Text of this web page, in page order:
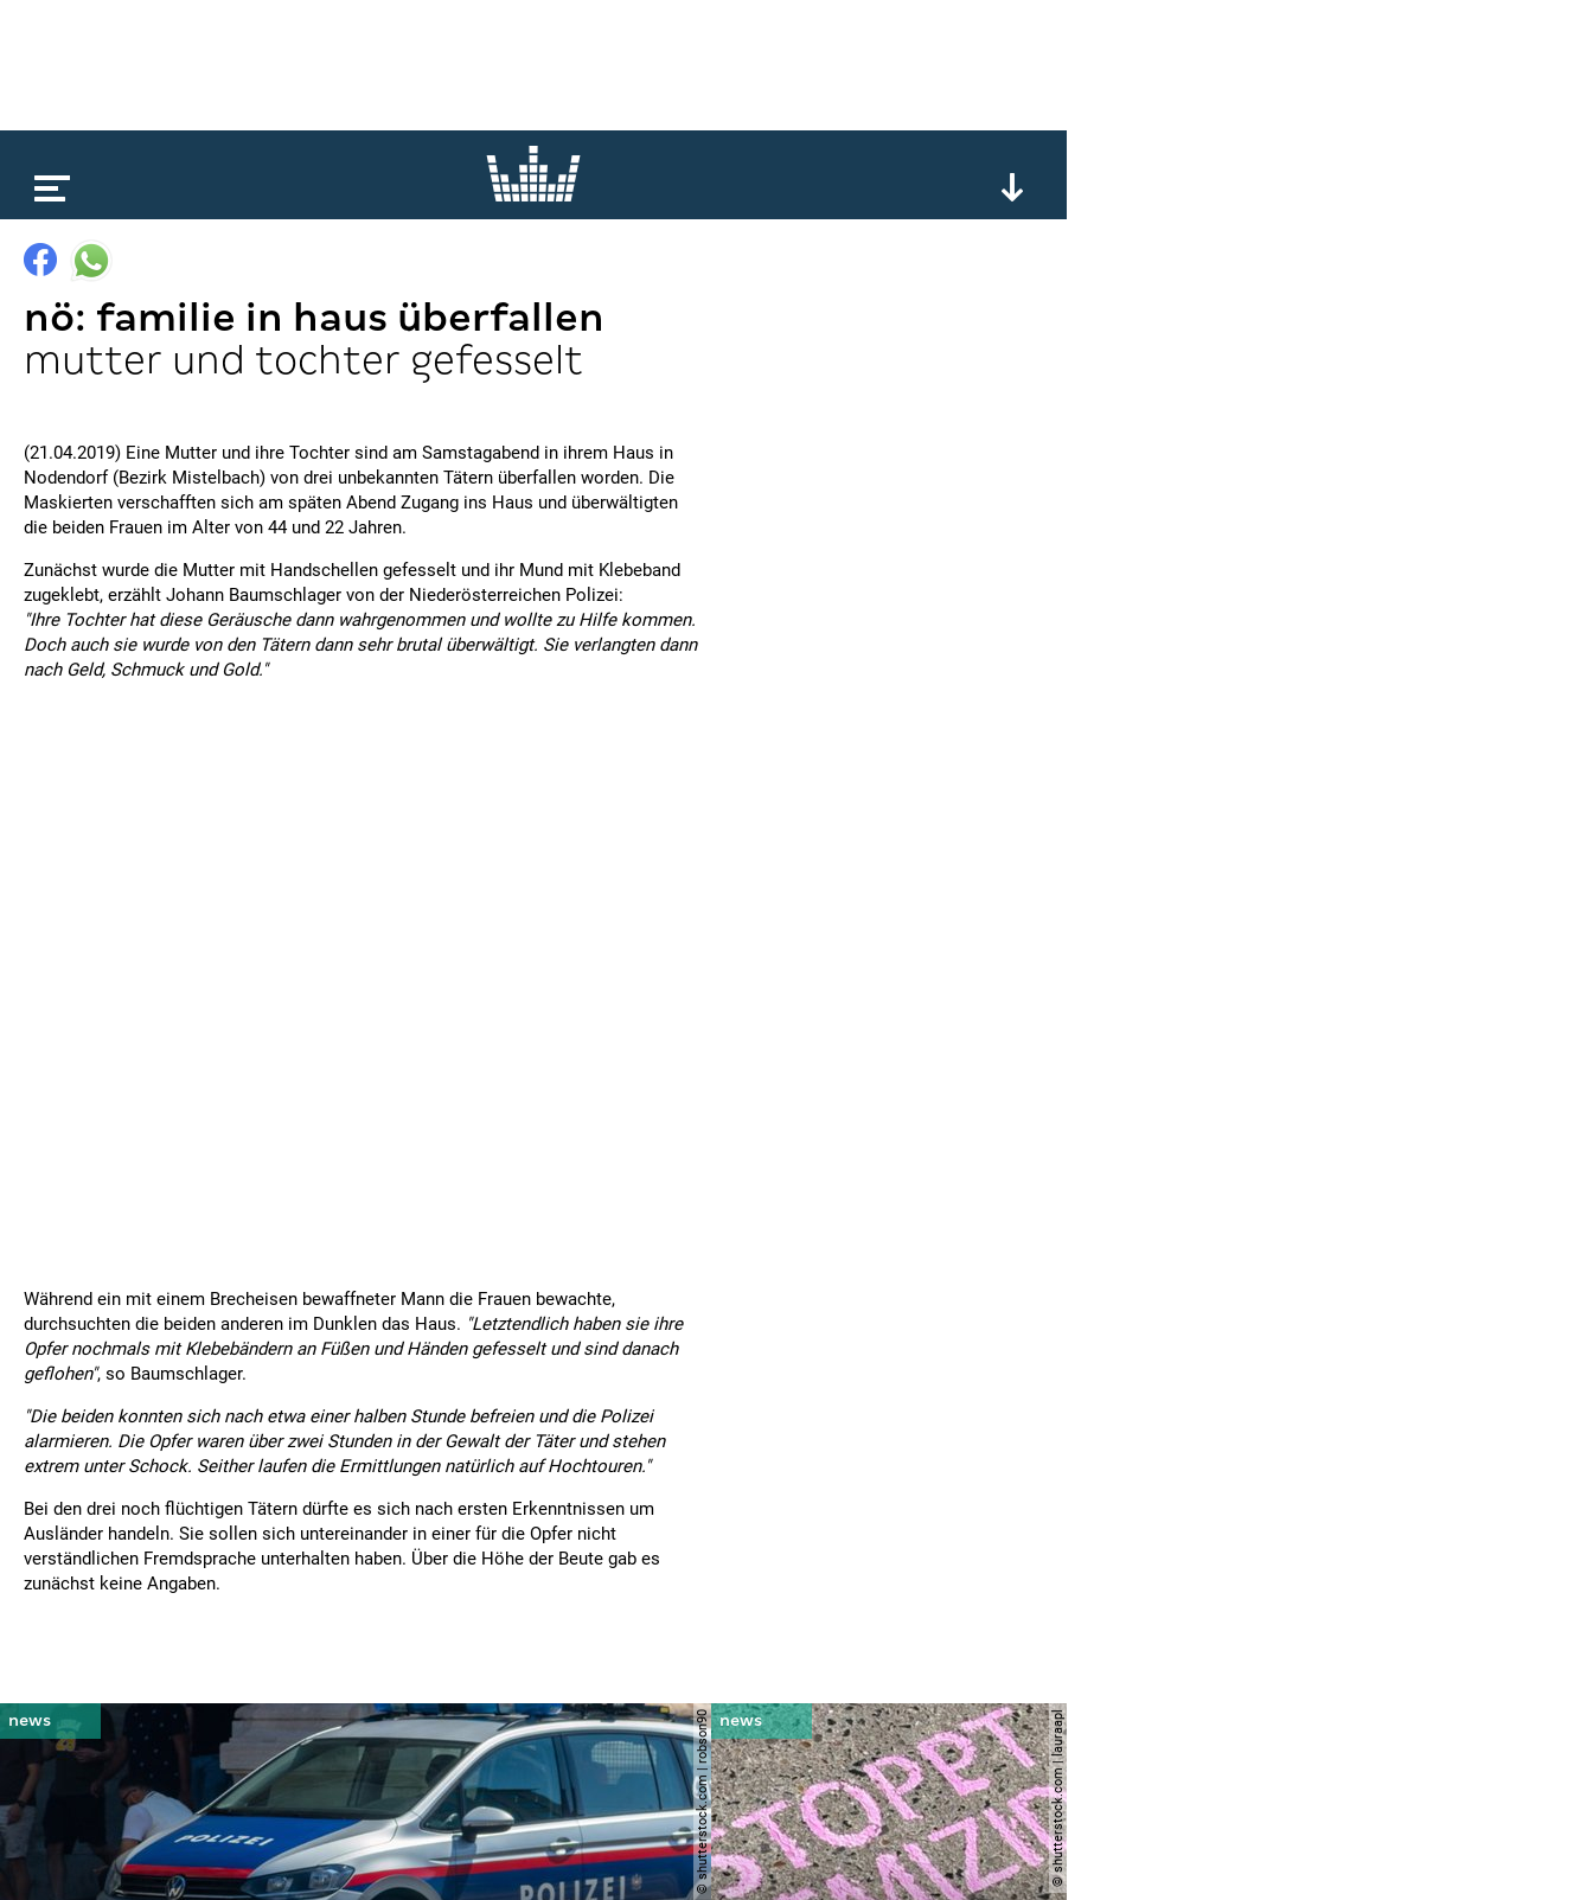
nö: familie in haus überfallen
mutter und tochter gefesselt
(21.04.2019) Eine Mutter und ihre Tochter sind am Samstagabend in ihrem Haus in
Nodendorf (Bezirk Mistelbach) von drei unbekannten Tätern überfallen worden. Die
Maskierten verschafften sich am späten Abend Zugang ins Haus und überwältigten
die beiden Frauen im Alter von 44 und 22 Jahren.
Zunächst wurde die Mutter mit Handschellen gefesselt und ihr Mund mit Klebeband
zugeklebt, erzählt Johann Baumschlager von der Niederösterreichen Polizei:
"Ihre Tochter hat diese Geräusche dann wahrgenommen und wollte zu Hilfe kommen.
Doch auch sie wurde von den Tätern dann sehr brutal überwältigt. Sie verlangten dann
nach Geld, Schmuck und Gold."
Während ein mit einem Brecheisen bewaffneter Mann die Frauen bewachte,
durchsuchten die beiden anderen im Dunklen das Haus. "Letztendlich haben sie ihre
Opfer nochmals mit Klebebändern an Füßen und Händen gefesselt und sind danach
geflohen", so Baumschlager.
"Die beiden konnten sich nach etwa einer halben Stunde befreien und die Polizei
alarmieren. Die Opfer waren über zwei Stunden in der Gewalt der Täter und stehen
extrem unter Schock. Seither laufen die Ermittlungen natürlich auf Hochtouren."
Bei den drei noch flüchtigen Tätern dürfte es sich nach ersten Erkenntnissen um
Ausländer handeln. Sie sollen sich untereinander in einer für die Opfer nicht
verständlichen Fremdsprache unterhalten haben. Über die Höhe der Beute gab es
zunächst keine Angaben.
© shutterstock.com | robson90 © shutterstock.com | lauraapl